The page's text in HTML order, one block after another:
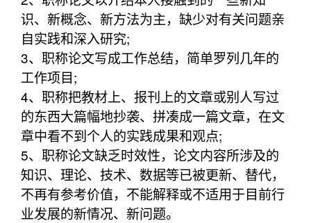
识、新概念、新方法为主，缺少对有关问题亲
自实践和深入研究;
3、职称论文写成工作总结，简单罗列几年的
工作项目;
4、职称把教材上、报刊上的文章或别人写过
的东西大篇幅地抄袭、拼凑成一篇文章，在文
章中看不到个人的实践成果和观点;
5、职称论文缺乏时效性，论文内容所涉及的
知识、理论、技术、数据等已被更新、替代，
不再有参考价值，不能解释或不适用于目前行
业发展的新情况、新问题。